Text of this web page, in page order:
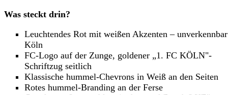
Was steckt drin?
Leuchtendes Rot mit weißen Akzenten –
Köln
FC-Logo auf der Zunge, goldener „1. FC KÖLN"-
Schriftzug seitlich
Klassische hummel-Chevrons in Weiß an den Seiten
Rotes hummel-Branding an der Ferse